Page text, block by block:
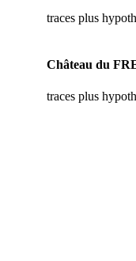
traces plus
Château du
traces plus